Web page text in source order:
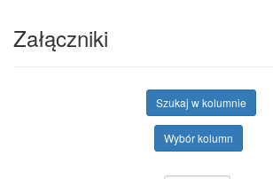
Załączniki
Szukaj w kolumnie
Wybór kolumn